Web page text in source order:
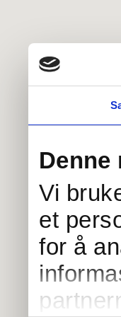
Denne
Vi
et
for å